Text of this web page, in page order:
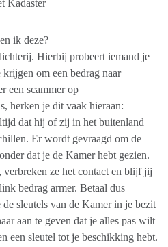
Kadaster
ik deze?
Hierbij probeert iemand je
om een bedrag naar
een scammer op
herken je dit vaak hieraan:
dat hij of zij in het buitenland
Er wordt gevraagd om de
dat je de Kamer hebt gezien.
verbreken ze het contact en blijf jij
bedrag armer. Betaal dus
sleutels van de Kamer in je bezit
aan te geven dat je alles pas wilt
een sleutel tot je beschikking hebt.